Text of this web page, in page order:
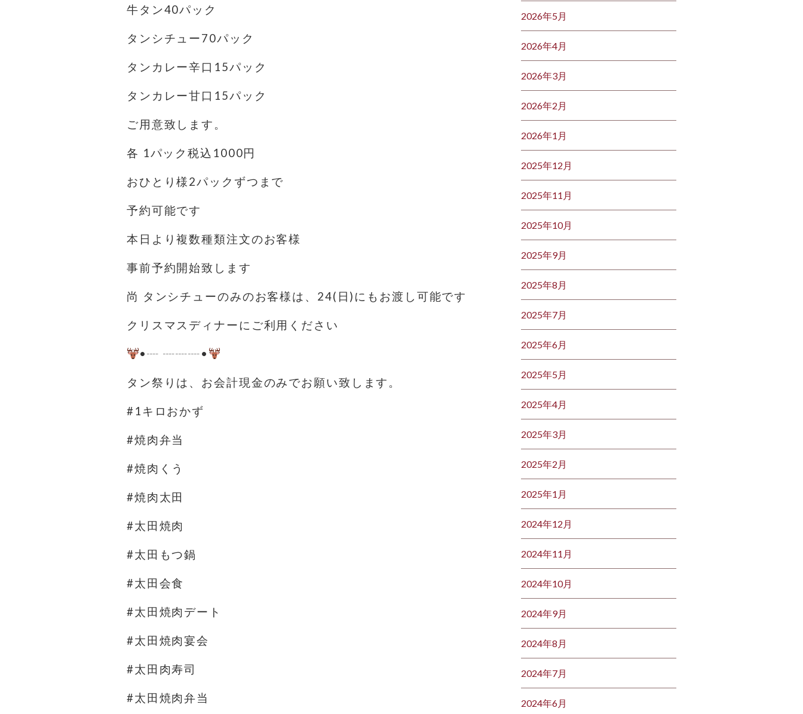
牛タン40パック
タンシチュー70パック
タンカレー辛口15パック
タンカレー甘口15パック
ご用意致します。
各 1パック税込1000円
おひとり様2パックずつまで
予約可能です
本日より複数種類注文のお客様
事前予約開始致します
尚 タンシチューのみのお客様は、24(日)にもお渡し可能です
クリスマスディナーにご利用ください
•┈ ┈┈┈•
タン祭りは、お会計現金のみでお願い致します。
#1キロおかず
#焼肉弁当
#焼肉くう
#焼肉太田
#太田焼肉
#太田もつ鍋
#太田会食
#太田焼肉デート
#太田焼肉宴会
#太田肉寿司
#太田焼肉弁当
2026年5月
2026年4月
2026年3月
2026年2月
2026年1月
2025年12月
2025年11月
2025年10月
2025年9月
2025年8月
2025年7月
2025年6月
2025年5月
2025年4月
2025年3月
2025年2月
2025年1月
2024年12月
2024年11月
2024年10月
2024年9月
2024年8月
2024年7月
2024年6月